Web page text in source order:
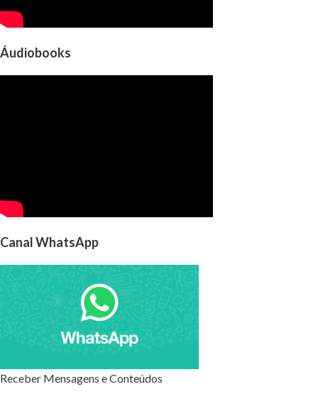
Áudiobooks
Canal WhatsApp
Receber Mensagens e Conteúdos